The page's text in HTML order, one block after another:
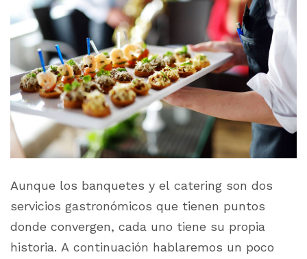
Aunque los banquetes y el catering son dos
servicios gastronómicos que tienen puntos
donde convergen, cada uno tiene su propia
historia. A continuación hablaremos un poco